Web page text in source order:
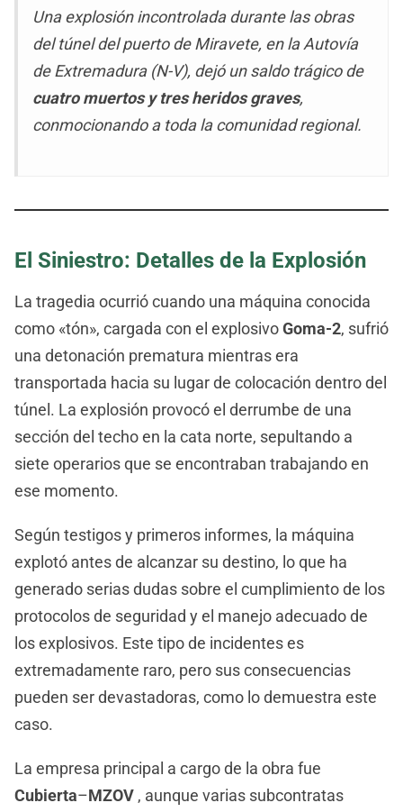
Una explosión incontrolada durante las obras
del túnel del puerto de Miravete, en la Autovía
de Extremadura (N-V), dejó un saldo trágico de
cuatro muertos y tres heridos graves,
conmocionando a toda la comunidad regional.
El Siniestro: Detalles de la Explosión
La tragedia ocurrió cuando una máquina conocida
como «tón», cargada con el explosivoGoma-2, sufrió
una detonación prematura mientras era
transportada hacia su lugar de colocación dentro del
túnel. La explosión provocó el derrumbe de una
sección del techo en la cata norte, sepultando a
siete operarios que se encontraban trabajando en
ese momento.
Según testigos y primeros informes, la máquina
explotó antes de alcanzar su destino, lo que ha
generado serias dudas sobre el cumplimiento de los
protocolos de seguridad y el manejo adecuado de
los explosivos. Este tipo de incidentes es
extremadamente raro, pero sus consecuencias
pueden ser devastadoras, como lo demuestra este
caso.
La empresa principal a cargo de la obra fue
Cubierta–MZOV , aunque varias subcontratas